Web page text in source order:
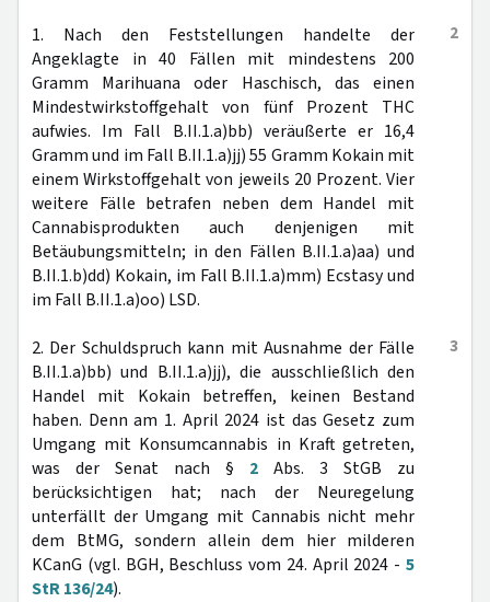
2
1. Nach den Feststellungen handelte der
Angeklagte in 40 Fällen mit mindestens 200
Gramm Marihuana oder Haschisch, das einen
Mindestwirkstoffgehalt von fünf Prozent THC
aufwies. Im Fall B.II.1.a)bb) veräußerte er 16,4
Gramm und im Fall B.II.1.a)jj) 55 Gramm Kokain mit
einem Wirkstoffgehalt von jeweils 20 Prozent. Vier
weitere Fälle betrafen neben dem Handel mit
Cannabisprodukten auch denjenigen mit
Betäubungsmitteln; in den Fällen B.II.1.a)aa) und
B.II.1.b)dd) Kokain, im Fall B.II.1.a)mm) Ecstasy und
im Fall B.II.1.a)oo) LSD.
3
2. Der Schuldspruch kann mit Ausnahme der Fälle
B.II.1.a)bb) und B.II.1.a)jj), die ausschließlich den
Handel mit Kokain betreffen, keinen Bestand
haben. Denn am 1. April 2024 ist das Gesetz zum
Umgang mit Konsumcannabis in Kraft getreten,
was der Senat nach § 2 Abs. 3 StGB zu
berücksichtigen hat; nach der Neuregelung
unterfällt der Umgang mit Cannabis nicht mehr
dem BtMG, sondern allein dem hier milderen
KCanG (vgl. BGH, Beschluss vom 24. April 2024 - 5
StR 136/24).